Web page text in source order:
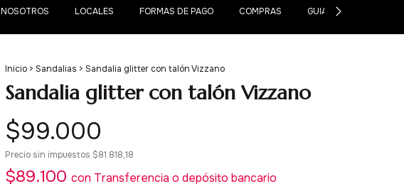
NOSOTROS LOCALES FORMAS DE PAGO COMPRAS GUIA DE TALLES
Inicio > Sandalias > Sandalia glitter con talón Vizzano
Sandalia glitter con talón Vizzano
$99.000
Precio sin impuestos $81.818,18
$89.100 con Transferencia o depósito bancario